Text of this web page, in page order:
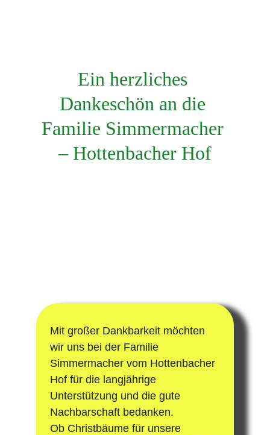
Ein herzliches
Dankeschön an die
Familie Simmermacher
– Hottenbacher Hof
Mit großer Dankbarkeit möchten
wir uns bei der Familie
Simmermacher vom Hottenbacher
Hof für die langjährige
Unterstützung und die gute
Nachbarschaft bedanken.
Ob Christbäume für unsere